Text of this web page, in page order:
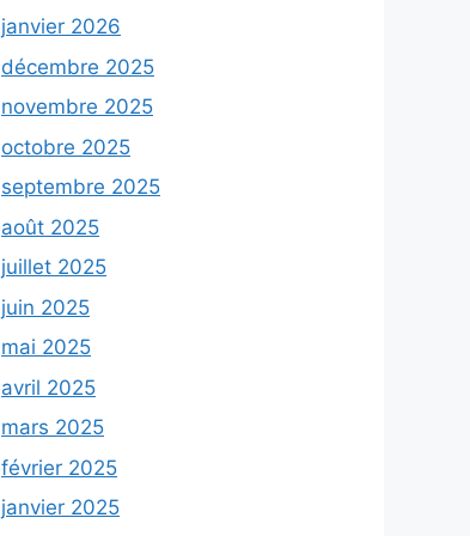
janvier 2026
décembre 2025
novembre 2025
octobre 2025
septembre 2025
août 2025
juillet 2025
juin 2025
mai 2025
avril 2025
mars 2025
février 2025
janvier 2025